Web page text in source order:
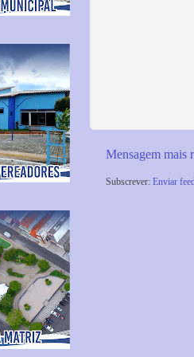
Mensagem mais
Subscrever: Enviar